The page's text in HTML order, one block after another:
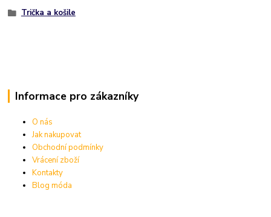
Trička a košile
Informace pro zákazníky
O nás
Jak nakupovat
Obchodní podmínky
Vrácení zboží
Kontakty
Blog móda